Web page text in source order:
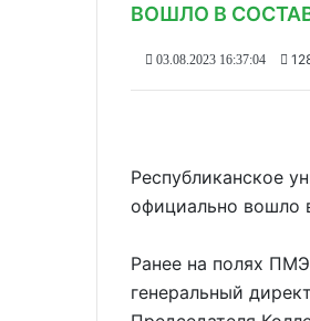
ВОШЛО В
03.08.2023 16:37:04
Республиканское
официально вошло
Ранее на полях
генеральный